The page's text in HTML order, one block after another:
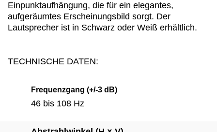
Einpunktaufhängung, die für ein elegantes,
aufgeräumtes Erscheinungsbild sorgt. Der
Lautsprecher ist in Schwarz oder Weiß erhältlich.
TECHNISCHE DATEN:
Frequenzgang (+/-3 dB)
46 bis 108 Hz